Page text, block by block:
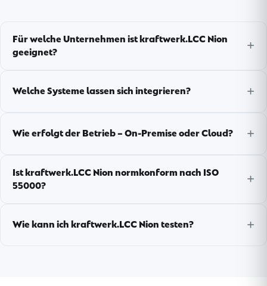
Für welche Unternehmen ist kraftwerk.LCC Nion
geeignet?
Welche Systeme lassen sich integrieren?
Wie erfolgt der Betrieb – On-Premise oder Cloud?
Ist kraftwerk.LCC Nion normkonform nach ISO
55000?
Wie kann ich kraftwerk.LCC Nion testen?